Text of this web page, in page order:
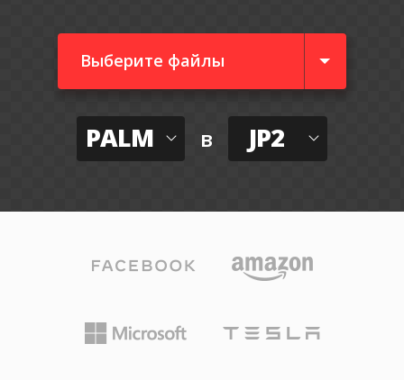
Выберите файлы
PALM в JP2